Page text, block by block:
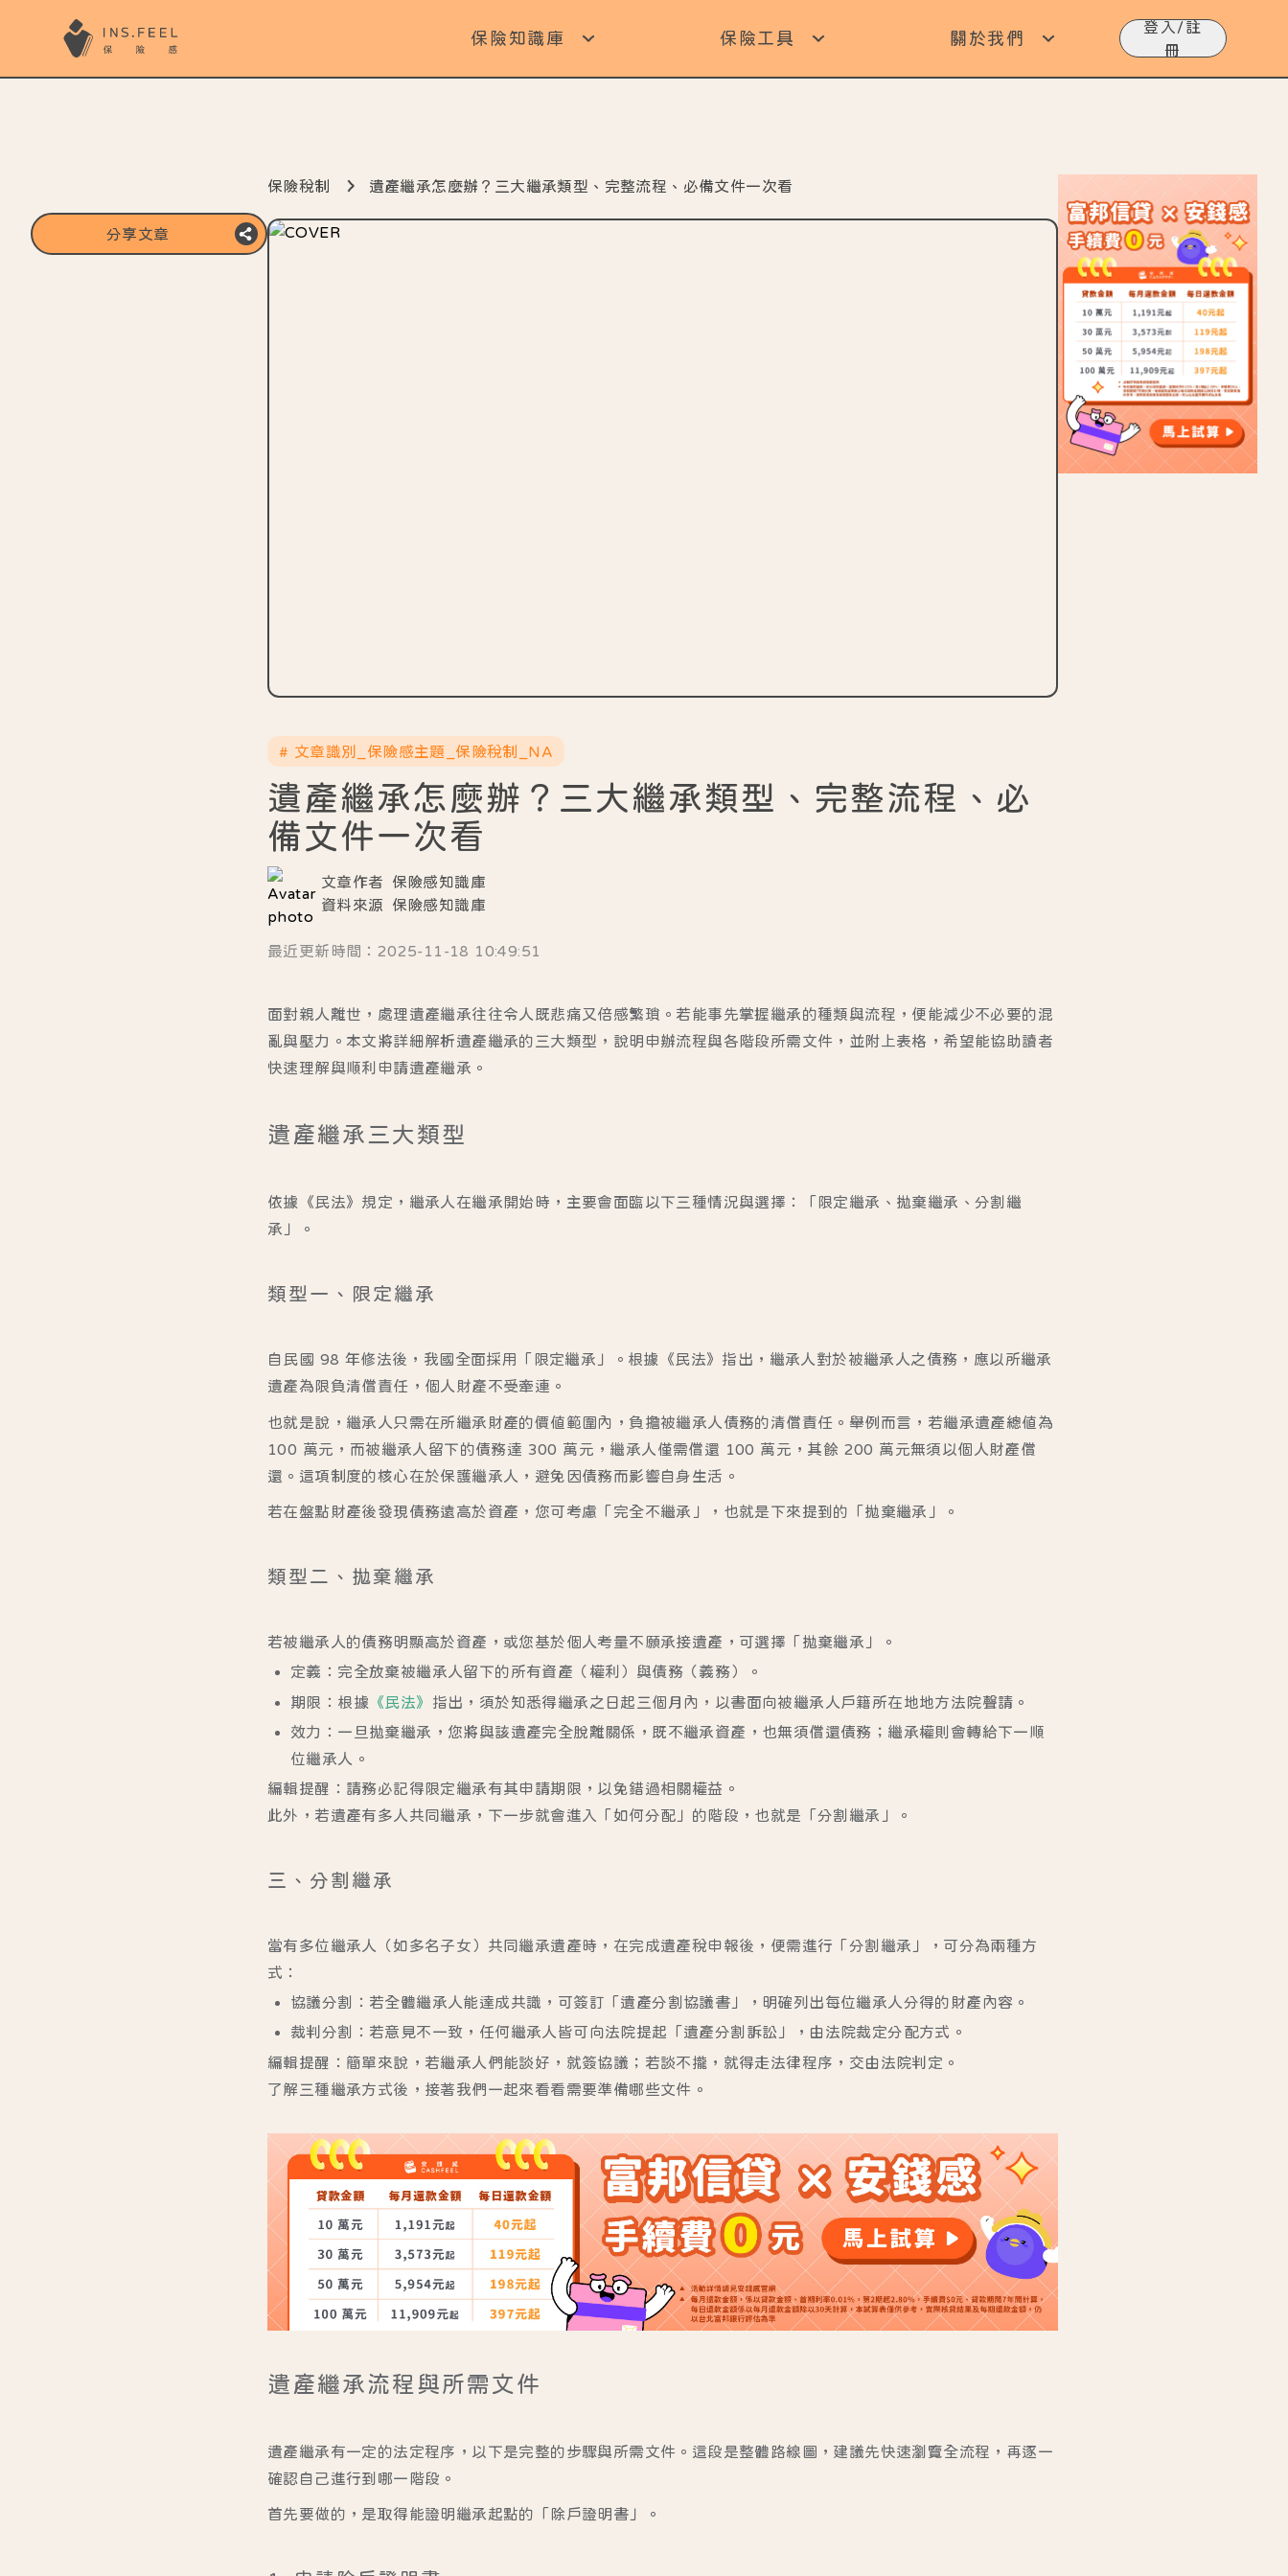
保險知識庫 保險工具 關於我們
登入/註
冊
分享文章
複製分享連結
保險稅制 遺產繼承怎麼辦？三大繼承類型、完整流程、必備文件一次看
# 文章識別_保險感主題_保險稅制_NA
遺產繼承怎麼辦？三大繼承類型、完整流程、必
備文件一次看
文章作者
保險感知識庫
資料來源
保險感知識庫
最近更新時間：2025-11-18 10:49:51
面對親人離世，處理遺產繼承往往令人既悲痛又倍感繁瑣。若能事先掌握繼承的種類與流程，便能減少不必要的混
亂與壓力。本文將詳細解析遺產繼承的三大類型，說明申辦流程與各階段所需文件，並附上表格，希望能協助讀者
快速理解與順利申請遺產繼承。
遺產繼承三大類型
依據《民法》規定，繼承人在繼承開始時，主要會面臨以下三種情況與選擇：「限定繼承、拋棄繼承、分割繼
承」。
類型一、限定繼承
自民國 98 年修法後，我國全面採用「限定繼承」。根據 《民法》 指出，繼承人對於被繼承人之債務，應以所繼承
遺產為限負清償責任，個人財產不受牽連。
也就是說，繼承人只需在所繼承財產的價值範圍內，負擔被繼承人債務的清償責任。舉例而言，若繼承遺產總值為
100 萬元，而被繼承人留下的債務達 300 萬元，繼承人僅需償還 100 萬元，其餘 200 萬元無須以個人財產償
還。這項制度的核心在於保護繼承人，避免因債務而影響自身生活。
若在盤點財產後發現債務遠高於資產，您可考慮「完全不繼承」，也就是下來提到的「拋棄繼承」。
類型二、拋棄繼承
若被繼承人的債務明顯高於資產，或您基於個人考量不願承接遺產，可選擇「拋棄繼承」。
定義 ：完全放棄被繼承人留下的所有資產（權利）與債務（義務）。
期限 ：根據 《民法》 指出，須於知悉得繼承之日起三個月內，以書面向被繼承人戶籍所在地地方法院聲請。
效力
：一旦拋棄繼承，您將與該遺產完全脫離關係，既不繼承資產，也無須償還債務；繼承權則會轉給下一順
位繼承人。
編輯提醒：請務必記得限定繼承有其申請期限，以免錯過相關權益。
此外，若遺產有多人共同繼承，下一步就會進入「如何分配」的階段，也就是「分割繼承」。
三、分割繼承
當有多位繼承人（如多名子女）共同繼承遺產時，在完成遺產稅申報後，便需進行「分割繼承」，可分為兩種方
式：
協議分割
：若全體繼承人能達成共識，可簽訂「遺產分割協議書」，明確列出每位繼承人分得的財產內容。
裁判分割
：若意見不一致，任何繼承人皆可向法院提起「遺產分割訴訟」，由法院裁定分配方式。
編輯提醒：簡單來說，若繼承人們能談好，就簽協議；若談不攏，就得走法律程序，交由法院判定。
了解三種繼承方式後，接著我們一起來看看需要準備哪些文件。
遺產繼承流程與所需文件
遺產繼承有一定的法定程序，以下是完整的步驟與所需文件。這段是整體路線圖，建議先快速瀏覽全流程，再逐一
確認自己進行到哪一階段。
首先要做的，是取得能證明繼承起點的「除戶證明書」。